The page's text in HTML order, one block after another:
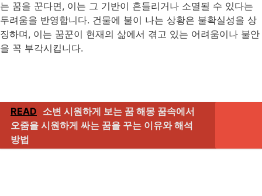
는 꿈을 꾼다면, 이는 그 기반이 흔들리거나 소멸될 수 있다는
두려움을 반영합니다. 건물에 불이 나는 상황은 불확실성을 상
징하며, 이는 꿈꾼이 현재의 삶에서 겪고 있는 어려움이나 불안
을 꼭 부각시킵니다.
READ 소변 시원하게 보는 꿈 해몽 꿈속에서
오줌을 시원하게 싸는 꿈을 꾸는 이유와 해석
방법